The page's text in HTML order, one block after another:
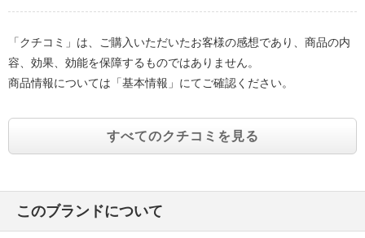
「クチコミ」は、ご購入いただいたお客様の感想であり、商品の内
容、効果、効能を保障するものではありません。
商品情報については「基本情報」にてご確認ください。
すべてのクチコミを見る
このブランドについて